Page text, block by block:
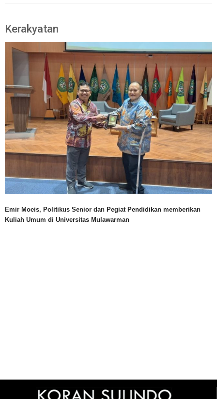
Kerakyatan
Emir Moeis, Politikus Senior dan Pegiat Pendidikan memberikan
Kuliah Umum di Universitas Mulawarman